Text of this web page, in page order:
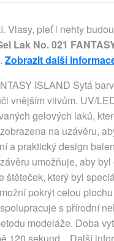
Vlasy, pleť i nehty
Lak No. 021
Zobrazit další
ISLAND Sytá
vnějším vlivům. UV/
gelových laků,
na uzávěru,
a praktický design
umožňuje, aby
který byl
pokrýt celou
s přírodní
modeláže. Doba